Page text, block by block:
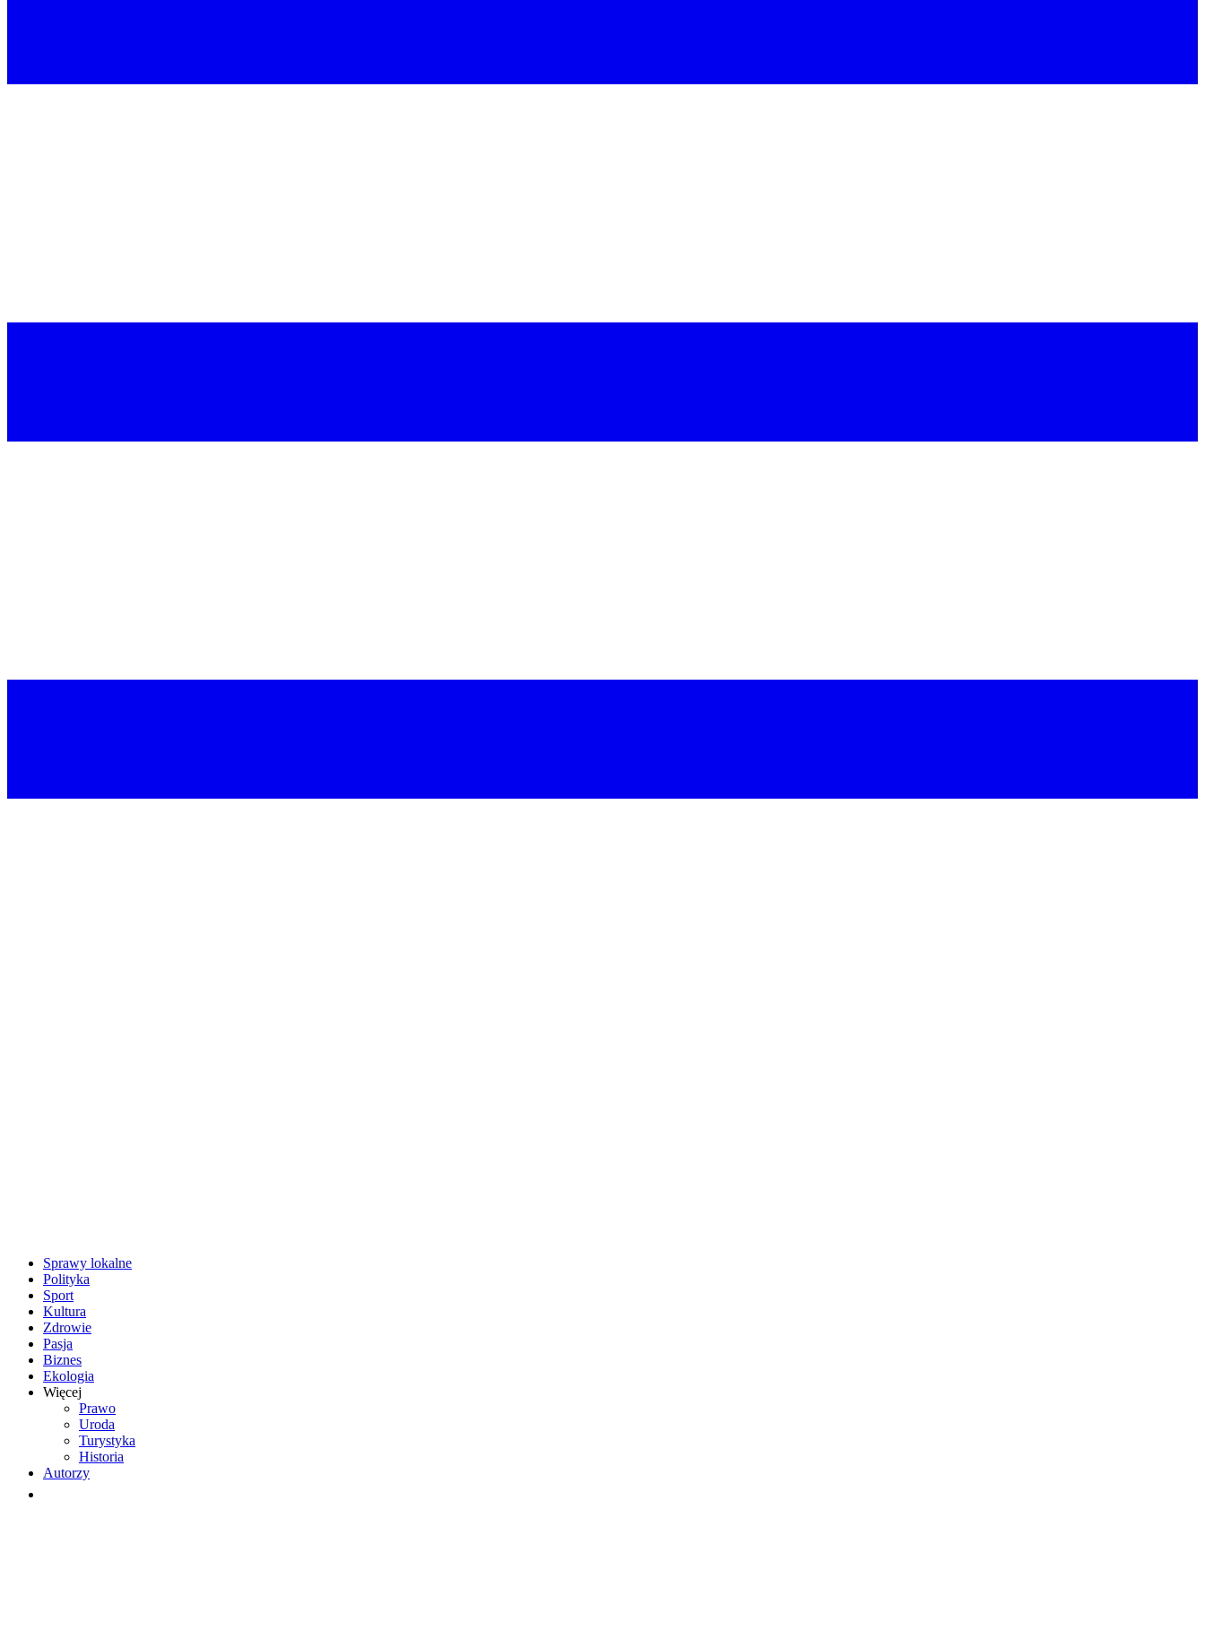
Sprawy lokalne
Polityka
Sport
Kultura
Zdrowie
Pasja
Biznes
Ekologia
Więcej
Prawo
Uroda
Turystyka
Historia
Autorzy